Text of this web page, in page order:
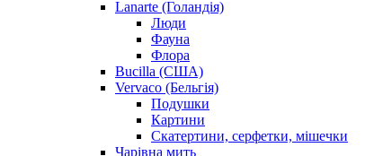
Lanarte (Голандія)
Люди
Фауна
Флора
Bucilla (США)
Vervaco (Бельгія)
Подушки
Картини
Скатертини, серфетки, мішечки
Чарiвна мить